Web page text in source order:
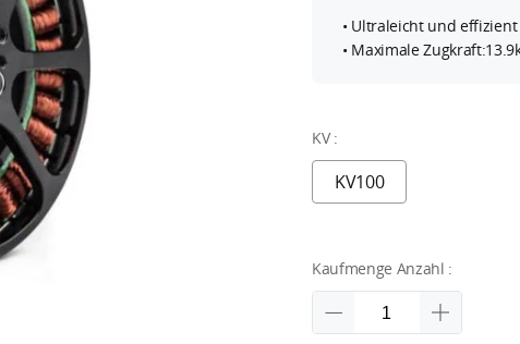
• Ultraleicht und effizient
• Maximale
KV :
KV100
Kaufmenge Anzahl :